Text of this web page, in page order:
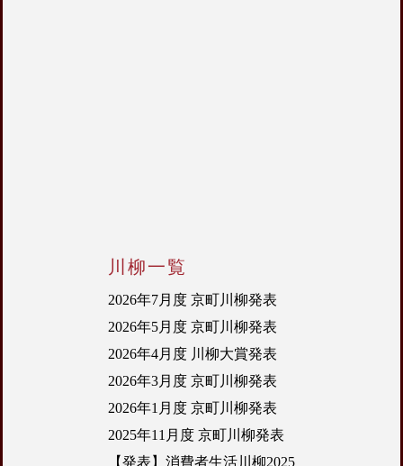
川柳一覧
2026年7月度 京町川柳発表
2026年5月度 京町川柳発表
2026年4月度 川柳大賞発表
2026年3月度 京町川柳発表
2026年1月度 京町川柳発表
2025年11月度 京町川柳発表
【発表】消費者生活川柳2025